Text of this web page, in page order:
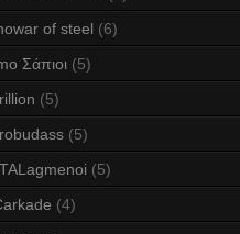
of steel (6)
Σάπιοι (5)
(5)
(5)
(5)
(4)